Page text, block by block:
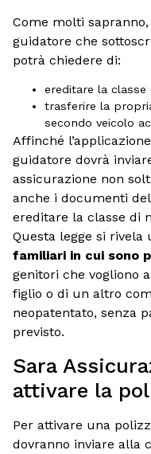
Come molti
guidatore che
potrà chiedere di:
ereditare la
trasferire la
secondo veicolo
Affinché
guidatore dovrà
assicurazione non
anche i documenti
ereditare la classe di
Questa legge si
familiari in cui sono
genitori che vogliono
figlio o di un altro
neopatentato, senza
previsto.
Sara
attivare la
Per attivare una
dovranno inviare alla